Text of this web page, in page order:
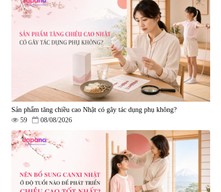
Sản phẩm tăng chiều cao Nhật có gây tác dụng phụ không?
59
08/08/2026